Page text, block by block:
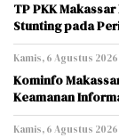
TP PKK
Stunting pada
Kamis, 6 Agustus 2026
Kominfo
Keamanan
Kamis, 6 Agustus 2026